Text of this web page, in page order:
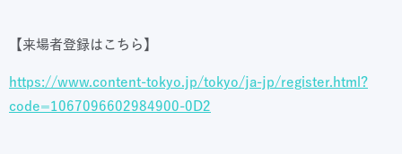
【来場者登録はこちら】
https://www.content-tokyo.jp/tokyo/ja-jp/register.html?
code=1067096602984900-0D2